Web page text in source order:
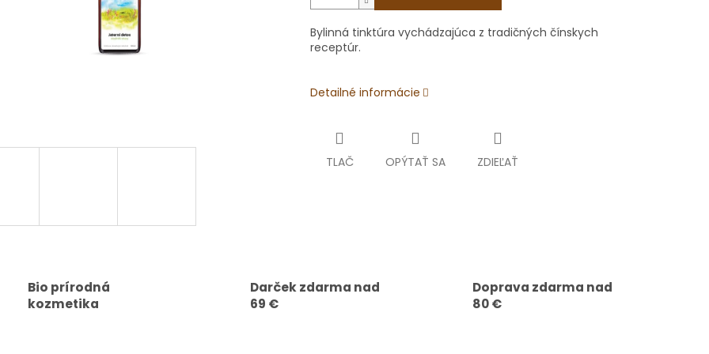
Bylinná tinktúra vychádzajúca z tradičných čínskych
receptúr.
Detailné informácie
TLAČ OPÝTAŤ SA ZDIEĽAŤ
Bio prírodná
kozmetika
Darček zdarma nad
69 €
Doprava zdarma nad
80 €